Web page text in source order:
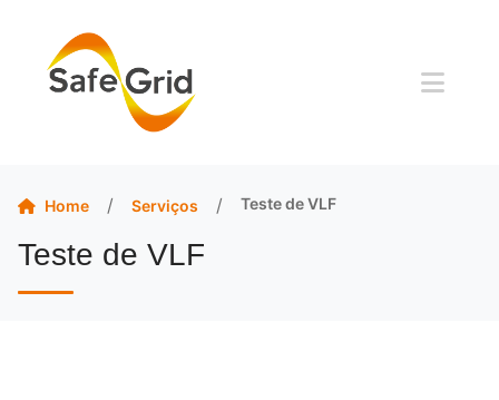
Home / Serviços / Teste de VLF
Teste de VLF